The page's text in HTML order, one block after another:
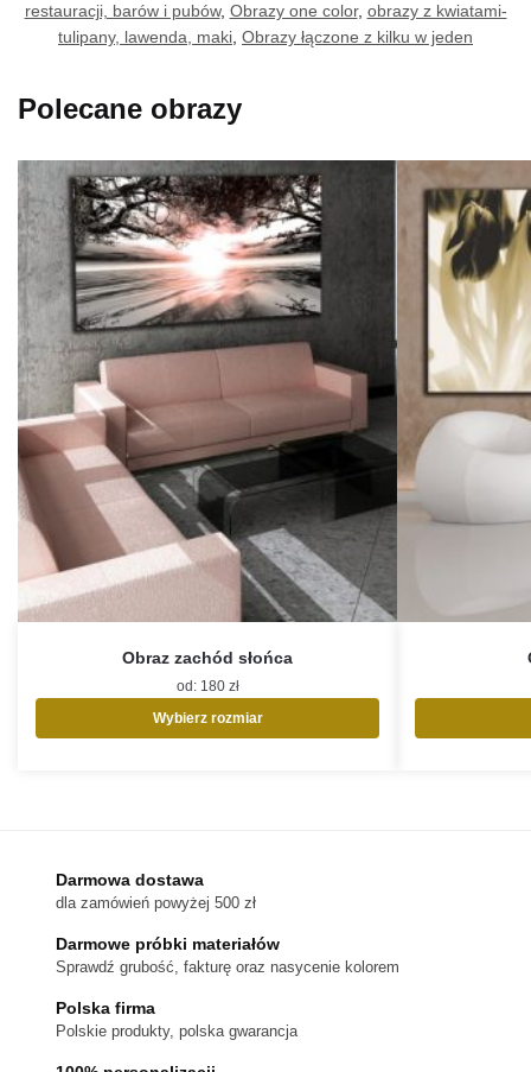
restauracji, barów i pubów, Obrazy one color, obrazy z kwiatami-
tulipany, lawenda, maki Obrazy łączone z kilku w jeden
Polecane obrazy
Obraz zachód słońca
od: 180 zł
Wybierz rozmiar
wybrać
stronie
produktu
Darmowa dostawa
dla zamówień powyżej 500 zł
Darmowe próbki materiałów
Sprawdź grubość, fakturę oraz nasycenie kolorem
Polska firma
Polskie produkty, polska gwarancja